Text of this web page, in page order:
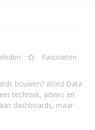
Favorieten
bouwen? Word Data
techniek, advies en
dashboards, maar